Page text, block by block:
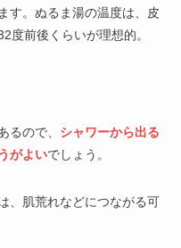
す。ぬるま湯の温度は、皮
度前後くらいが理想的。
るので、 シャワーから出る
がよいでしょう。
、肌荒れなどにつながる可